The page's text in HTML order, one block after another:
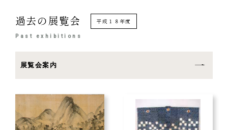
過去の展覧会 平成１８年度
Past exhibitions
展覧会案内